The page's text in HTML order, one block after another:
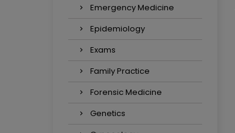
Emergency Medicine
Epidemiology
Exams
Family Practice
Forensic Medicine
Genetics